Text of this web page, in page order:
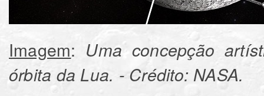
Imagem: Uma concepção
órbita da Lua. - Crédito: NASA.